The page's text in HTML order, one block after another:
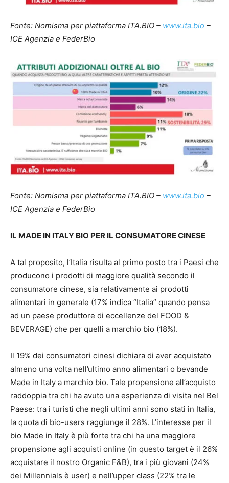
Fonte: Nomisma per piattaforma ITA.BIO – www.ita.bio –
ICE Agenzia e FederBio
Fonte: Nomisma per piattaforma ITA.BIO – www.ita.bio –
ICE Agenzia e FederBio
IL MADE IN ITALY BIO PER IL CONSUMATORE CINESE
A tal proposito, l’Italia risulta al primo posto tra i Paesi che
producono i prodotti di maggiore qualità secondo il
consumatore cinese, sia relativamente ai prodotti
alimentari in generale (17% indica “Italia” quando pensa
ad un paese produttore di eccellenze del FOOD &
BEVERAGE) che per quelli a marchio bio (18%).
Il 19% dei consumatori cinesi dichiara di aver acquistato
almeno una volta nell’ultimo anno alimentari o bevande
Made in Italy a marchio bio. Tale propensione all’acquisto
raddoppia tra chi ha avuto una esperienza di visita nel Bel
Paese: tra i turisti che negli ultimi anni sono stati in Italia,
la quota di bio-users raggiunge il 28%. L’interesse per il
bio Made in Italy è più forte tra chi ha una maggiore
propensione agli acquisti online (in questo target è il 26%
acquistare il nostro Organic F&B), tra i più giovani (24%
dei Millennials è user) e nell’upper class (22% tra le